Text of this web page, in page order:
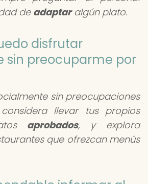
de adaptaralgún plato.
disfrutar
sin preocuparme por
sin preocupaciones
llevar tus propios
aprobados, y explora
que ofrezcan menús